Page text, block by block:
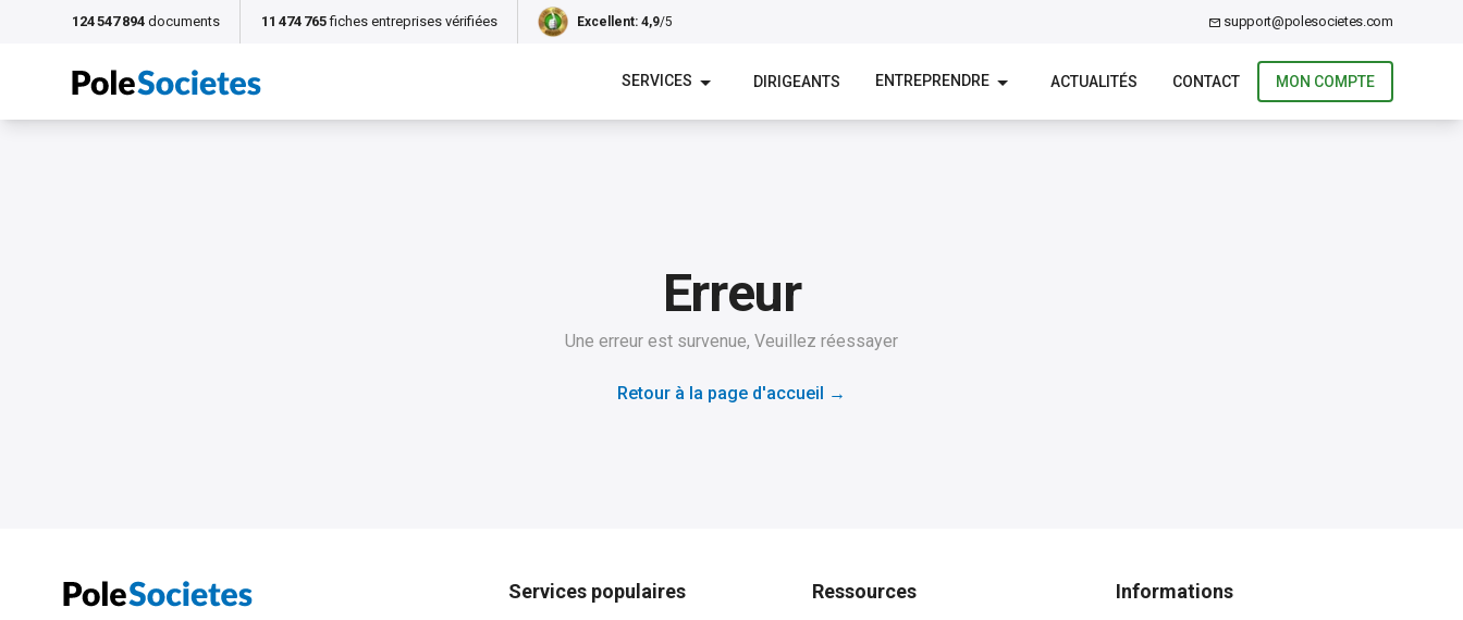
124 547 894 documents 11 474 765 fiches entreprises vérifiées Excellent: 4,9/5 support@polesocietes.com
SERVICES DIRIGEANTS ENTREPRENDRE ACTUALITÉS CONTACT MON COMPTE
Erreur
Une erreur est survenue, Veuillez réessayer
Retour à la page d'accueil →
Services populaires Ressources Informations